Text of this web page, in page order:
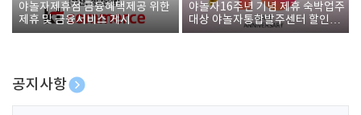
야놀자제휴점 금융혜택제공 위한
제휴 및 금융서비스 게시
야놀자16주년 기념 제휴 숙박업주
대상 야놀자통합발주센터 할인쿠
폰 증정
공지사항
[호텔업] 개인정보 처리방침 개정본1 (19.09.02)